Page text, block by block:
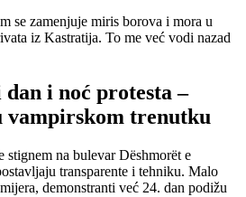
se zamenjuje miris borova i mora u
iz Kastratija. To me već vodi nazad
i noć protesta –
vampirskom trenutku
stignem na bulevar Dëshmorët e
transparente i tehniku. Malo
demonstranti već 24. dan podižu